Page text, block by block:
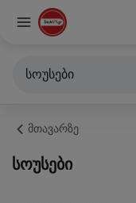
სოუსები
მთავარზე
სოუსები